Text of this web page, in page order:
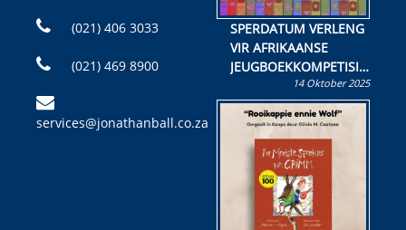
(021) 406 3033
(021) 469 8900
services@jonathanball.co.za
SPERDATUM VERLENG
VIR AFRIKAANSE
JEUGBOEKKOMPETISIE
Skryf ’n jeugboek of
kinderboek en staan ’n
kans om R50 000 te
wen!
14 Oktober 2025